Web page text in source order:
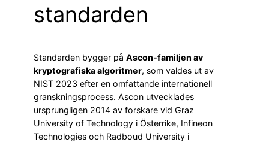
standarden
Standarden bygger på Ascon-familjen av
kryptografiska algoritmer, som valdes ut av
NIST 2023 efter en omfattande internationell
granskningsprocess. Ascon utvecklades
ursprungligen 2014 av forskare vid Graz
University of Technology i Österrike, Infineon
Technologies och Radboud University i